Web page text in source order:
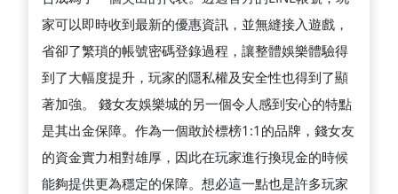
快
速
進
入
方
式
家可以即時收到最新的優惠資訊，並無縫接入遊戲，
省卻了繁瑣的帳號密碼登錄過程，讓整體娛樂體驗得
到了大幅度提升，玩家的隱私權及安全性也得到了顯
著加強。 錢女友娛樂城的另一個令人感到安心的特點
是其出金保障。作為一個敢於標榜1:1的品牌，錢女友
的資金實力相對雄厚，因此在玩家進行換現金的時候
能夠提供更為穩定的保障。想必這一點也是許多玩家